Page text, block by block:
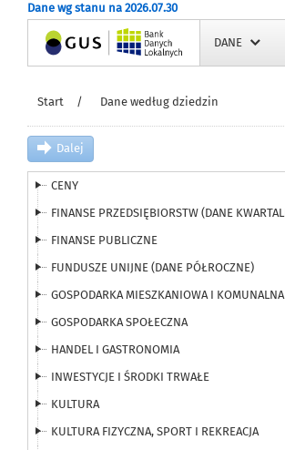
Dane wg stanu na 2026.07.30
Strona główna DANE
Start / Dane według dziedzin
Dalej
CENY
FINANSE PRZEDSIĘBIORSTW (DANE
FINANSE PUBLICZNE
FUNDUSZE UNIJNE (DANE PÓŁROCZNE)
GOSPODARKA MIESZKANIOWA I KOMUNALNA
GOSPODARKA SPOŁECZNA
HANDEL I GASTRONOMIA
INWESTYCJE I ŚRODKI TRWAŁE
KULTURA
KULTURA FIZYCZNA, SPORT I REKREACJA